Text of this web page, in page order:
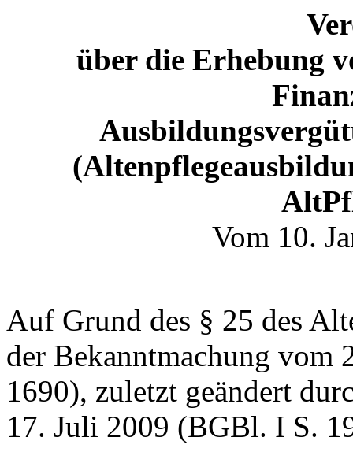
über die Erhebung
Vom 10.
Auf Grund des § 25 des
der Bekanntmachung
1690), zuletzt geändert
17. Juli 2009 (BGBl. I S.